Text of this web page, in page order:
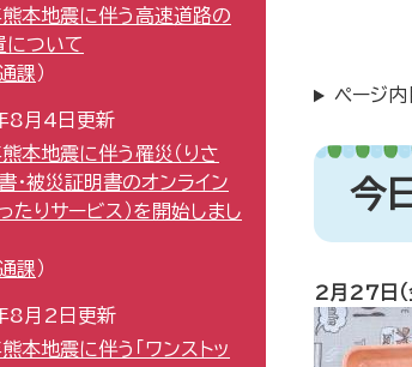
ページ内
今
2月27日（
本地震に伴う高速道路の
について
課
月4日更新
本地震に伴う罹災（りさ
・被災証明書のオンライン
たりサービス）を開始しまし
課
月2日更新
本地震に伴う「ワンストッ